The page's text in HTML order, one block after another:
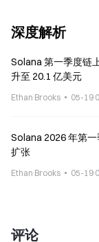
深度解析
Solana 第一季度链
升至 20.1 亿美元
Ethan Brooks 05-19
Solana 2026 年第
扩张
Ethan Brooks 05-19
评论